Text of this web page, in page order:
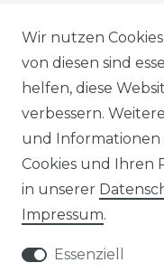
NEWSLETTER
Impressum
Wir nutzen
von diesen sind
helfen, diese
verbessern.
und
Cookies und Ihren
in unserer
Impressum.
Essenziell